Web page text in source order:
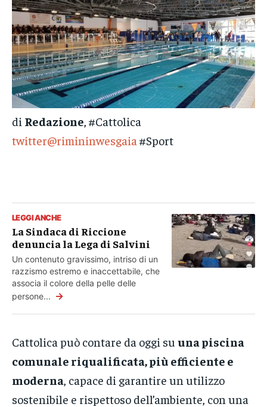
di Redazione , #Cattolica
twitter@rimininwesgaia #Sport
LEGGI ANCHE
La Sindaca di Riccione
denuncia la Lega di Salvini
Un contenuto gravissimo, intriso di un
razzismo estremo e inaccettabile, che
associa il colore della pelle delle
persone... →
Cattolica può contare da oggi su una piscina
comunale riqualificata, più efficiente e
moderna , capace di garantire un utilizzo
sostenibile e rispettoso dell’ambiente, con una